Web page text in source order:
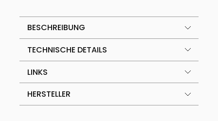
BESCHREIBUNG
TECHNISCHE DETAILS
LINKS
HERSTELLER